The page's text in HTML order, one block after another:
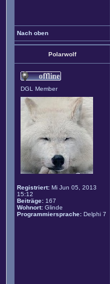
Nach oben
Polarwolf
DGL Member
Registriert: Mi Jun 05, 2013
15:12
Beiträge: 167
Wohnort: Glinde
Programmiersprache: Delphi 7